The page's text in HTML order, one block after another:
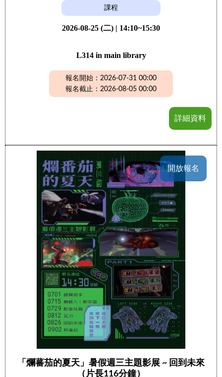
課程
2026-08-25 (二) | 14:10~15:30
L314 in main library
報名開始：2026-07-31 00:00
報名截止：2026-08-05 00:00
詳細資料
開放報名
「爛蕃茄的夏天」暑假週三主題影展 ~ 回到未來
（片長116分鐘）